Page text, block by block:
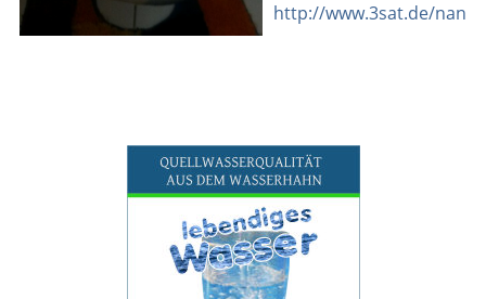
http://www.3sat.de/